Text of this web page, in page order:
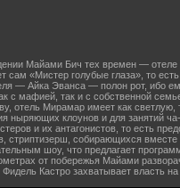
Майами Бич тех времен —
сам «Мистер голубые глаза», то
— Айка Эванса — полон рот, ибо
с мафией, так и с собственной
отель Мирамар имеет как светлую,
ныряющих клоунов и для занятий
и их антагонистов, то есть
стриптизерш, собирающихся вместе
шоу, что предлагает
от побережья Майами
Кастро захватывает власть